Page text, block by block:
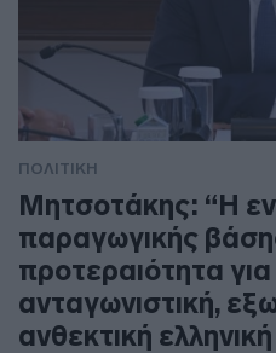
ΠΟΛΙΤΙΚΗ
Μητσοτάκης: “Η
παραγωγικής
προτεραιότητα για
ανταγωνιστική,
ανθεκτική